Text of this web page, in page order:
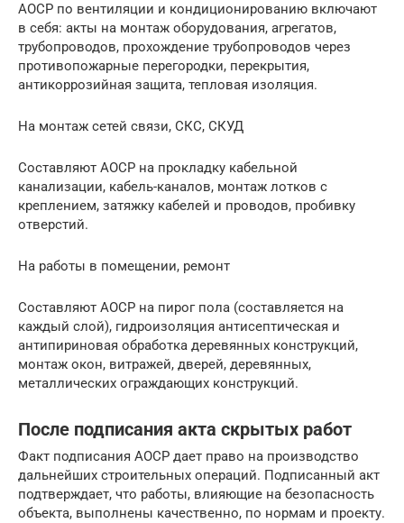
АОСР по вентиляции и кондиционированию включают
в себя: акты на монтаж оборудования, агрегатов,
трубопроводов, прохождение трубопроводов через
противопожарные перегородки, перекрытия,
антикоррозийная защита, тепловая изоляция.
На монтаж сетей связи, СКС, СКУД
Составляют АОСР на прокладку кабельной
канализации, кабель-каналов, монтаж лотков с
креплением, затяжку кабелей и проводов, пробивку
отверстий.
На работы в помещении, ремонт
Составляют АОСР на пирог пола (составляется на
каждый слой), гидроизоляция антисептическая и
антипириновая обработка деревянных конструкций,
монтаж окон, витражей, дверей, деревянных,
металлических ограждающих конструкций.
После подписания акта скрытых работ
Факт подписания АОСР дает право на производство
дальнейших строительных операций. Подписанный акт
подтверждает, что работы, влияющие на безопасность
объекта, выполнены качественно, по нормам и проекту.